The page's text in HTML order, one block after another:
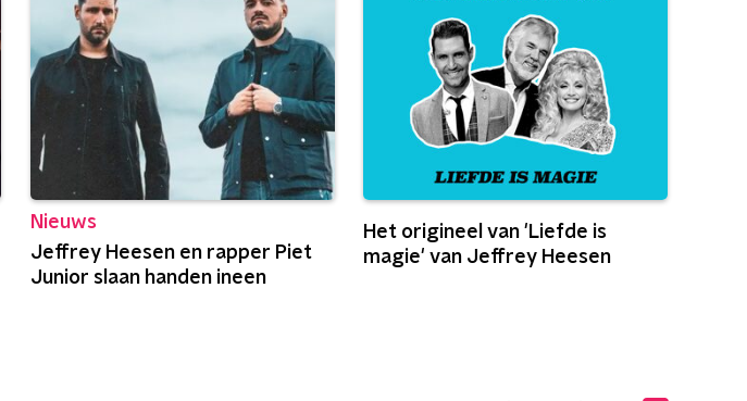
Nieuws
Jeffrey Heesen en rapper Piet
Junior slaan handen ineen
Het origineel van 'Liefde is
magie' van Jeffrey Heesen